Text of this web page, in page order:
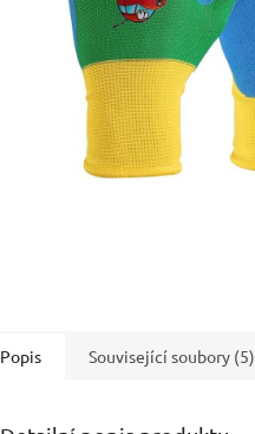
Popis Související soubory (5)